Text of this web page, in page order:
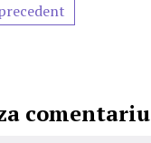
comentariu